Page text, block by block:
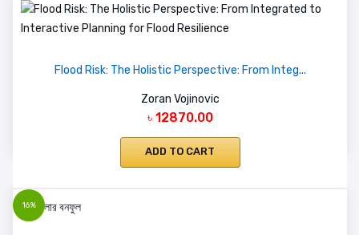
Flood Risk: The Holistic Perspective: From Integ...
Zoran Vojinovic
৳ 12870.00
ADD TO CART
16%